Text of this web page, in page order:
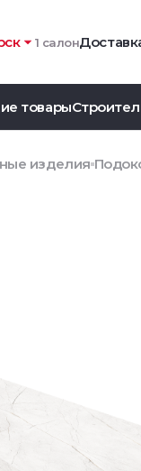
1 салон
товары
изделия